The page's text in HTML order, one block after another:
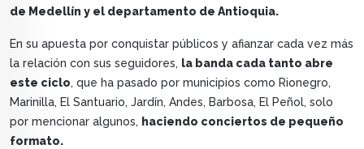
de Medellín y el departamento de Antioquia.
En su apuesta por conquistar públicos y afianzar cada vez más
la relación con sus seguidores, la banda cada tanto abre
este ciclo, que ha pasado por municipios como Rionegro,
Marinilla, El Santuario, Jardín, Andes, Barbosa, El Peñol, solo
por mencionar algunos, haciendo conciertos de pequeño
formato.